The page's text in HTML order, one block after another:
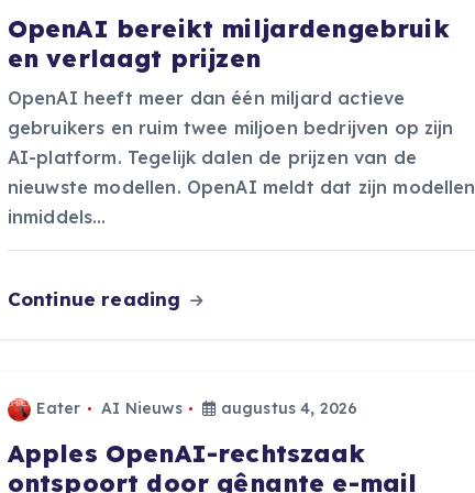
OpenAI bereikt miljardengebruik
en verlaagt prijzen
OpenAI heeft meer dan één miljard actieve
gebruikers en ruim twee miljoen bedrijven op zijn
AI-platform. Tegelijk dalen de prijzen van de
nieuwste modellen. OpenAI meldt dat zijn modellen
inmiddels…
Continue reading
Eater AI Nieuws augustus 4, 2026
Apples OpenAI-rechtszaak
ontspoort door gênante e-mail